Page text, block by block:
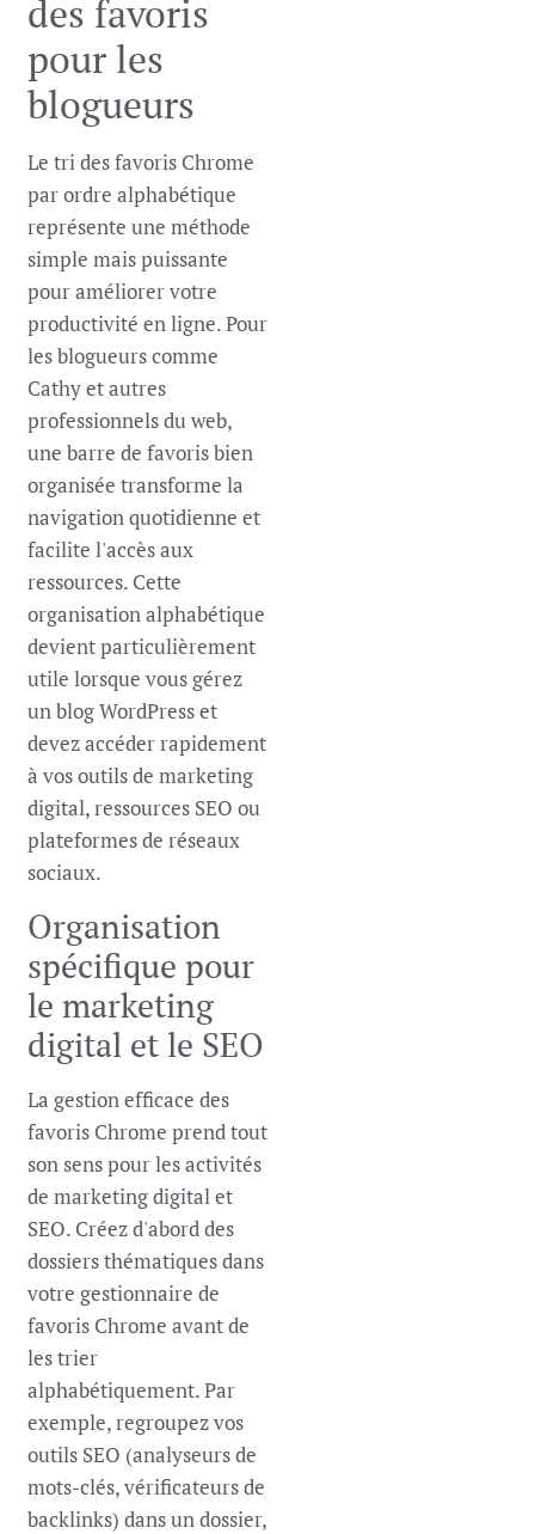
des favoris
pour les
blogueurs
Le tri des favoris Chrome
par ordre alphabétique
représente une méthode
simple mais puissante
pour améliorer votre
productivité en ligne. Pour
les blogueurs comme
Cathy et autres
professionnels du web,
une barre de favoris bien
organisée transforme la
navigation quotidienne et
facilite l'accès aux
ressources. Cette
organisation alphabétique
devient particulièrement
utile lorsque vous gérez
un blog WordPress et
devez accéder rapidement
à vos outils de marketing
digital, ressources SEO ou
plateformes de réseaux
sociaux.
Organisation
spécifique pour
le marketing
digital et le SEO
La gestion efficace des
favoris Chrome prend tout
son sens pour les activités
de marketing digital et
SEO. Créez d'abord des
dossiers thématiques dans
votre gestionnaire de
favoris Chrome avant de
les trier
alphabétiquement. Par
exemple, regroupez vos
outils SEO (analyseurs de
mots-clés, vérificateurs de
backlinks) dans un dossier,